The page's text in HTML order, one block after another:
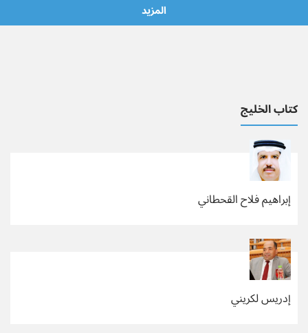
المزيد
كتاب الخليج
إبراهيم فلاح القحطاني
إدريس لكريني